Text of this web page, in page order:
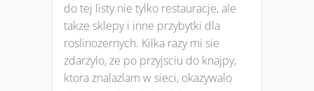
do tej listy nie tylko restauracje, ale
takze sklepy i inne przybytki dla
roslinozernych. Kilka razy mi sie
zdarzylo, ze po przyjsciu do knajpy,
ktora znalazlam w sieci, okazywalo